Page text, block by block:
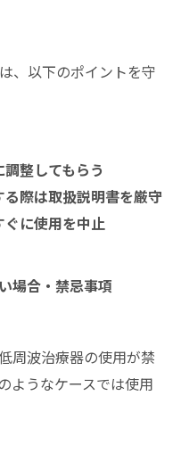
、以下のポイントを守
整してもらう
際は取扱説明書を厳守
に使用を中止
場合・禁忌事項
周波治療器の使用が禁
ようなケースでは使用